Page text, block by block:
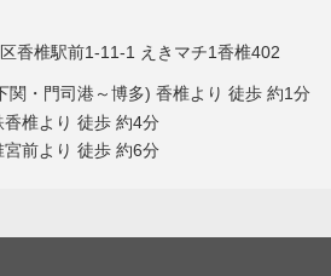
香椎駅前1-11-1 えきマチ1香椎402
関・門司港～博多) 香椎より 徒歩 約1分
椎より 徒歩 約4分
前より 徒歩 約6分